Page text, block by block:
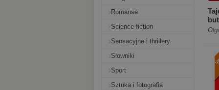
Romanse
Science-fiction
Sensacyjne i thrillery
Słowniki
Sport
Sztuka i fotografia